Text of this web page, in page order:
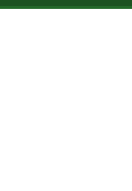
Skip to main content